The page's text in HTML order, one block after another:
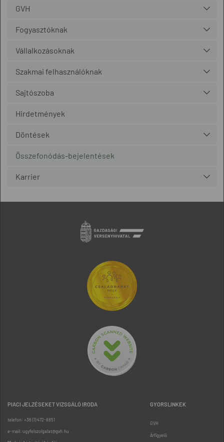
GVH
Fogyasztóknak
Vállalkozásoknak
Szakmai felhasználóknak
Sajtószoba
Hirdetmények
Döntések
Összefonódás-bejelentések
Karrier
PIACI JELZÉSEKET VIZSGÁLÓ IRODA
telefon: +36 (1) 472-8851
e-mail: ugyfelszolgalat@gvh.hu
GYORSLINKEK
GVH
Árfigyelő